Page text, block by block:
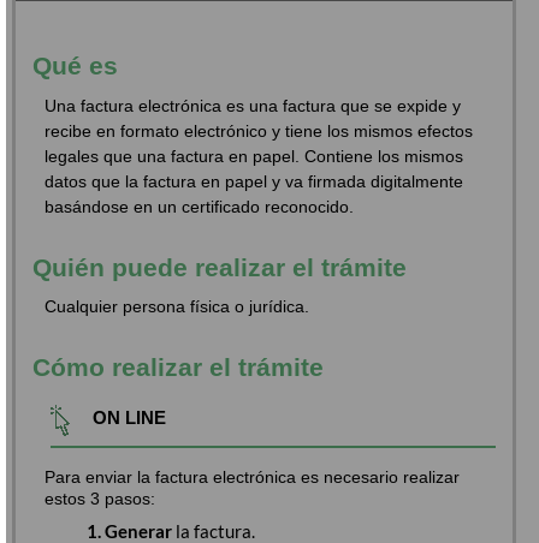
Qué es
Una factura electrónica es una factura que se expide y
recibe en formato electrónico y tiene los mismos efectos
legales que una factura en papel. Contiene los mismos
datos que la factura en papel y va firmada digitalmente
basándose en un certificado reconocido.
Quién puede realizar el trámite
Cualquier persona física o jurídica.
Cómo realizar el trámite
ON LINE
Para enviar la factura electrónica es necesario realizar
estos 3 pasos:
1. Generar la factura.